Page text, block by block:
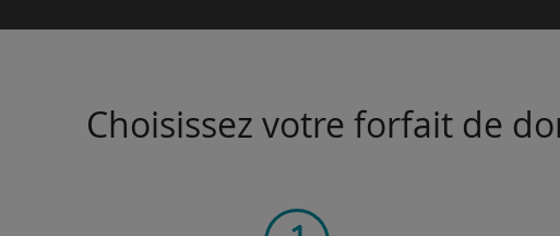
Choisissez votre forfait de